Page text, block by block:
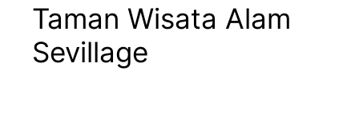
Taman Wisata Alam
Sevillage